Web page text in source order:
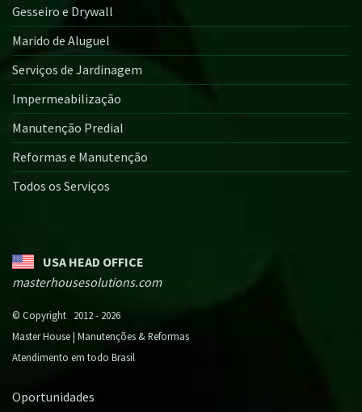
Gesseiro e Drywall
Marido de Aluguel
Serviços de Jardinagem
Impermeabilização
Manutenção Predial
Reformas e Manutenção
Todos os Serviços
USA HEAD OFFICE
masterhousesolutions.com
© Copyright 2012 - 2026
Master House | Manutenções & Reformas
Atendimento em todo Brasil
Oportunidades